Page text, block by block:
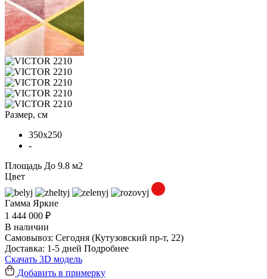
Размер, см
350x250
-
Площадь До 9.8 м2
Цвет
Гамма Яркие
1 444 000 ₽
В наличии
Самовывоз: Сегодня (Кутузовский пр-т, 22)
Доставка: 1-5 дней Подробнее
Скачать 3D модель
Добавить в примерку